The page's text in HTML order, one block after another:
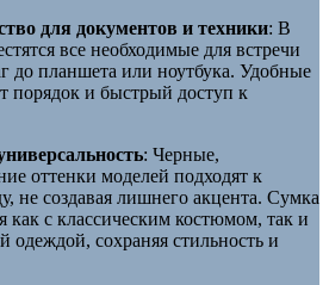
для документов и техники: В
все необходимые для встречи
до планшета или ноутбука. Удобные
порядок и быстрый доступ к
: Черные,
оттенки моделей подходят к
не создавая лишнего акцента. Сумка
как с классическим костюмом, так и
одеждой, сохраняя стильность и